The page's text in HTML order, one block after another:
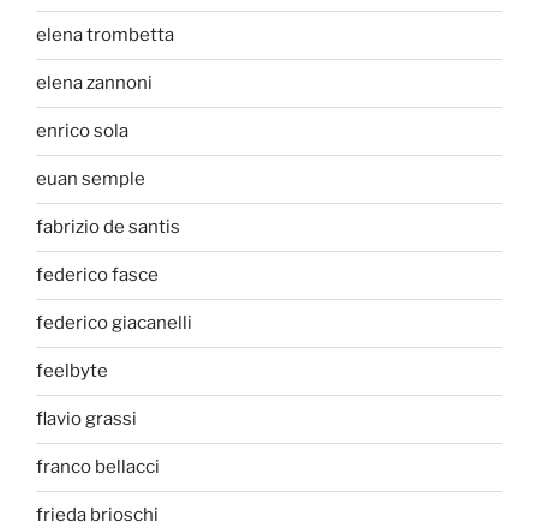
elena trombetta
elena zannoni
enrico sola
euan semple
fabrizio de santis
federico fasce
federico giacanelli
feelbyte
flavio grassi
franco bellacci
frieda brioschi